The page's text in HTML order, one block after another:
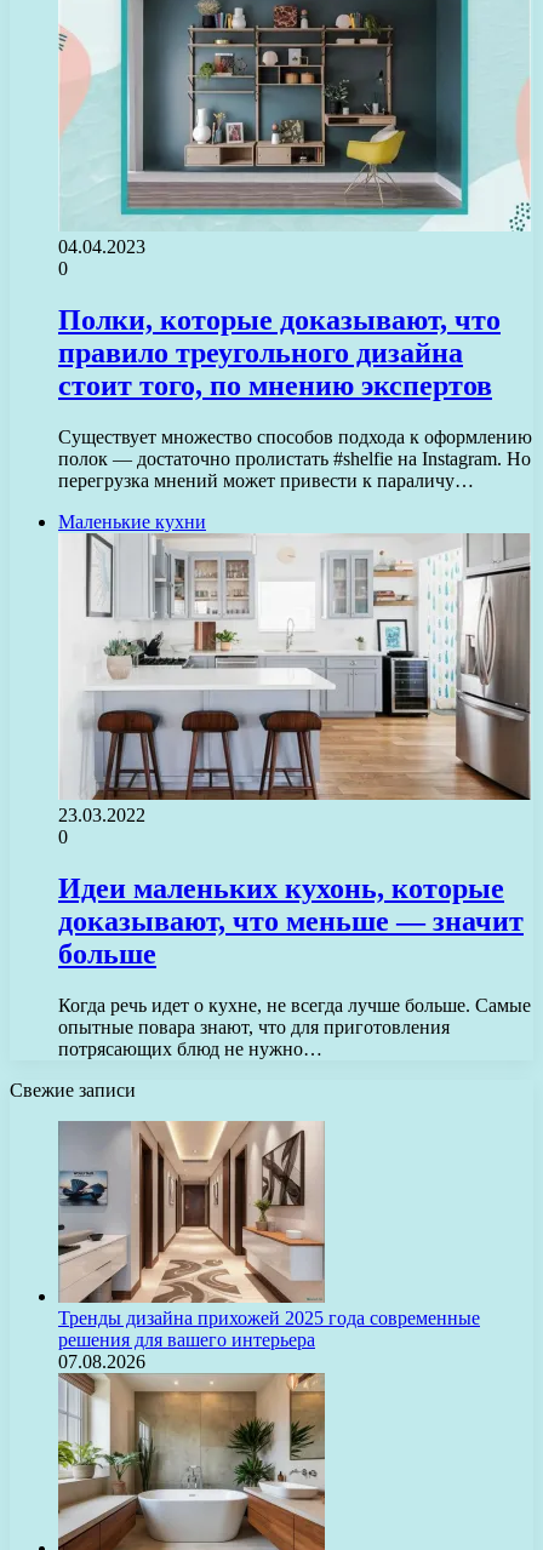
04.04.2023
0
Полки, которые доказывают, что
правило треугольного дизайна
стоит того, по мнению экспертов
Существует множество способов подхода к оформлению
полок — достаточно пролистать #shelfie на Instagram. Но
перегрузка мнений может привести к параличу…
Маленькие кухни
23.03.2022
0
Идеи маленьких кухонь, которые
доказывают, что меньше — значит
больше
Когда речь идет о кухне, не всегда лучше больше. Самые
опытные повара знают, что для приготовления
потрясающих блюд не нужно…
Свежие записи
Тренды дизайна прихожей 2025 года современные
решения для вашего интерьера
07.08.2026